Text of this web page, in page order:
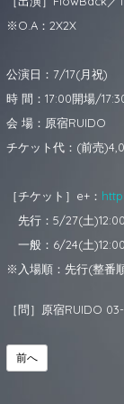
※O.A：2X2X
公演日：7/17(月祝)
時 間：17:00開場/
会 場：原宿RUIDO
チケット代：(前売
［チケット］e+：
先行：5/27(土
一般：6/24(土
※入場順：先行(整番
［問］原宿RUIDO
前へ